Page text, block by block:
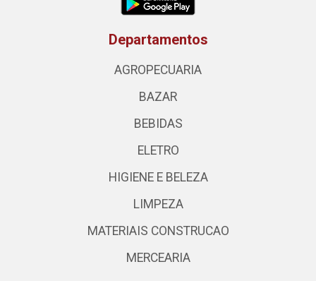
Departamentos
AGROPECUARIA
BAZAR
BEBIDAS
ELETRO
HIGIENE E BELEZA
LIMPEZA
MATERIAIS CONSTRUCAO
MERCEARIA